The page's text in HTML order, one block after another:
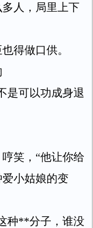
人，局里上下
得做口供。
是可以功成身退
笑，“他让你给
小姑娘的变
种**分子，谁没